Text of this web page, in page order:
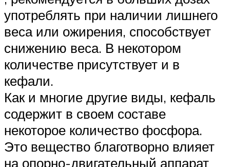
употреблять при наличии лишнего
веса или ожирения, способствует
снижению веса. В некотором
количестве присутствует и в
кефали.
Как и многие другие виды, кефаль
содержит в своем составе
некоторое количество фосфора.
Это вещество благотворно влияет
на опорно-двигательный аппарат